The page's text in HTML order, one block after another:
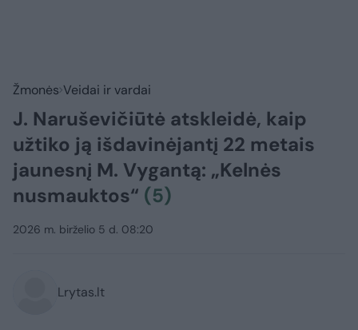
Žmonės Veidai ir vardai
J. Naruševičiūtė atskleidė, kaip
užtiko ją išdavinėjantį 22 metais
jaunesnį M. Vygantą: „Kelnės
nusmauktos“ (5)
2026 m. birželio 5 d. 08:20
Lrytas.lt